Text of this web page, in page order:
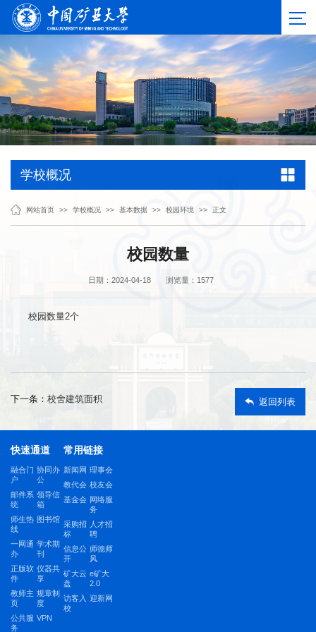
学校概况
网站首页 >> 学校概况 >> 基本数据 >> 校园环境 >> 正文
校园数量
日期：2024-04-18 浏览量： 1577
校园数量2个
下一条： 校舍建筑面积 返回列表
快速通道
融合门
户
协同办
公
邮件系
统
领导信
箱
师生热
线
图书馆
一网通
办
学术期
刊
正版软
件
仪器共
享
教师主
页
规章制
度
公共服
务
VPN
常用链接
新闻网 理事会
教代会 校友会
基金会 网络服
务
采购招
标
人才招
聘
信息公
开
师德师
风
矿大云
盘
e矿大
2.0
访客入
校
迎新网